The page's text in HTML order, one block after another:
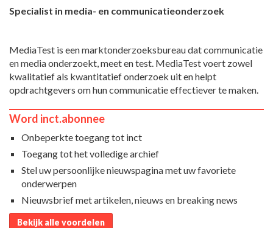
Specialist in media- en communicatieonderzoek
MediaTest is een marktonderzoeksbureau dat communicatie
en media onderzoekt, meet en test. MediaTest voert zowel
kwalitatief als kwantitatief onderzoek uit en helpt
opdrachtgevers om hun communicatie effectiever te maken.
Word inct.abonnee
Onbeperkte toegang tot inct
Toegang tot het volledige archief
Stel uw persoonlijke nieuwspagina met uw favoriete
onderwerpen
Nieuwsbrief met artikelen, nieuws en breaking news
Bekijk alle voordelen